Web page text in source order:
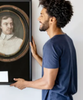
la scène – ex. prairie verte,
avec beaucoup de rouge,
nu debout près d'un
arbre.